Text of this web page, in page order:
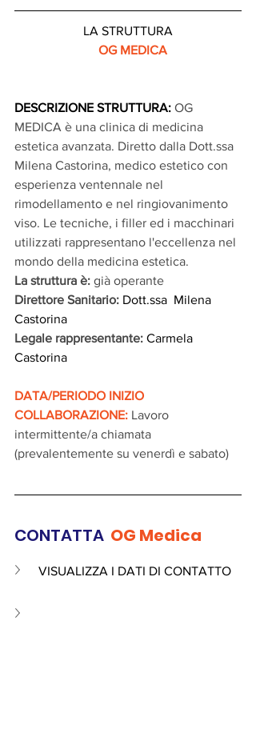
LA STRUTTURA
OG MEDICA
DESCRIZIONE STRUTTURA: OG
MEDICA è una clinica di medicina
estetica avanzata. Diretto dalla Dott.ssa
Milena Castorina, medico estetico con
esperienza ventennale nel
rimodellamento e nel ringiovanimento
viso. Le tecniche, i filler ed i macchinari
utilizzati rappresentano l'eccellenza nel
mondo della medicina estetica.
La struttura è: già operante
Direttore Sanitario: Dott.ssa  Milena
Castorina
Legale rappresentante: Carmela
Castorina
DATA/PERIODO INIZIO
COLLABORAZIONE: Lavoro
intermittente/a chiamata
(prevalentemente su venerdì e sabato)
CONTATTA OG Medica
VISUALIZZA I DATI DI CONTATTO